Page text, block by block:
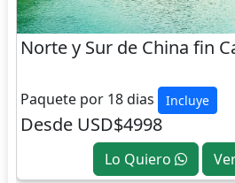
Norte y Sur de China fin
Paquete por 18 dias Incluye
Desde USD$4998
Lo Quiero